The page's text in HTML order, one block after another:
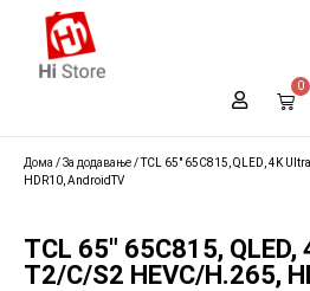
0
Дома /За додавање/ TCL 65″ 65C815, QLED, 4K
HDR10, AndroidTV
TCL 65″ 65C815, QLED,
T2/C/S2 HEVC/H.265,